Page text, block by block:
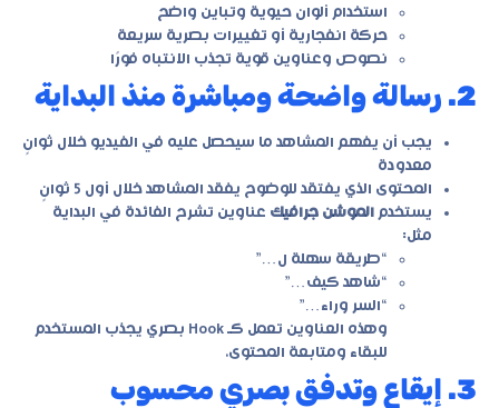
استخدام ألوان حيوية وتباين واضح
حركة انفجارية أو تغييرات بصرية سريعة
نصوص وعناوين قوية تجذب الانتباه فورًا
2. رسالة واضحة ومباشرة منذ البداية
يجب أن يفهم المشاهد ما سيحصل عليه في الفيديو خلال ثوانٍ
معدودة
المحتوى الذي يفتقد للوضوح يفقد المشاهد خلال أول 5 ثوانٍ
يستخدم الموشن جرافيك عناوين تشرح الفائدة في البداية
مثل:
“طريقة سهلة ل…”
“شاهد كيف…”
“السر وراء…”
وهذه العناوين تعمل كـ Hook بصري يجذب المستخدم
للبقاء ومتابعة المحتوى.
3. إيقاع وتدفق بصري محسوب